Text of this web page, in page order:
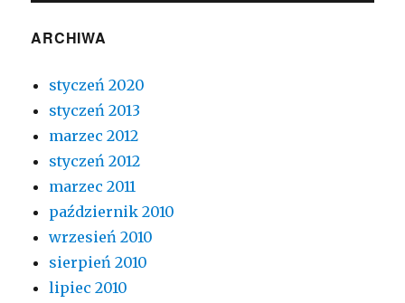
ARCHIWA
styczeń 2020
styczeń 2013
marzec 2012
styczeń 2012
marzec 2011
październik 2010
wrzesień 2010
sierpień 2010
lipiec 2010